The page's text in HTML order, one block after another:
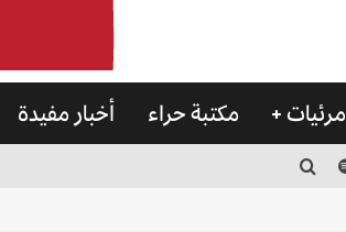
مرئيات مكتبة حراء أخبار مفيدة